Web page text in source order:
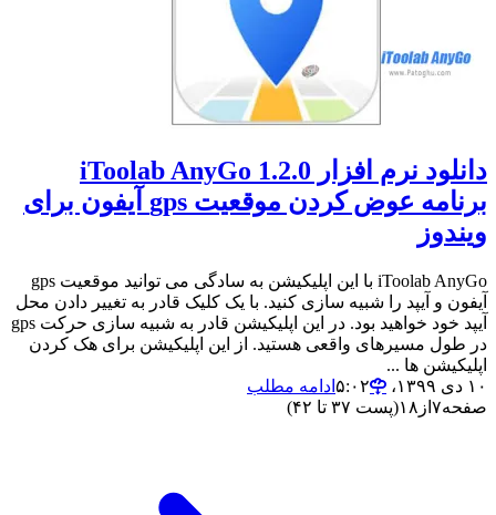
دانلود نرم افزار iToolab AnyGo 1.2.0
برنامه عوض کردن موقعیت gps آیفون برای
ویندوز
iToolab AnyGo با این اپلیکیشن به سادگی می توانید موقعیت gps
آیفون و آیپد را شبیه سازی کنید. با یک کلیک قادر به تغییر دادن محل
آیپد خود خواهید بود. در این اپلیکیشن قادر به شبیه سازی حرکت gps
در طول مسیرهای واقعی هستید. از این اپلیکیشن برای هک کردن
اپلیکیشن ها ...
۱۰ دی ۱۳۹۹،‏ ۵:۰۲
ادامه مطلب
صفحه۷ از ۱۸(پست ۳۷ تا ۴۲)